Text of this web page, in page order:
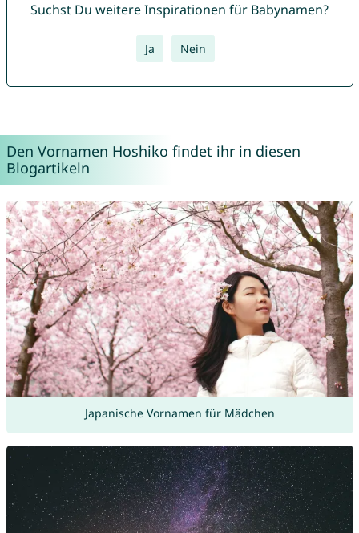
Suchst Du weitere Inspirationen für Babynamen?
Ja Nein
Den Vornamen Hoshiko findet ihr in diesen
Blogartikeln
Japanische Vornamen für Mädchen